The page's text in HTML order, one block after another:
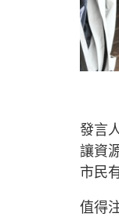
發言
讓資
市民
值得